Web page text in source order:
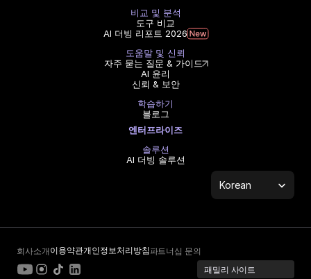
비교 및 분석
도구 비교
AI 더빙 리포트 2026
도움말 및 신뢰
자주 묻는 질문 & 가이드
AI 윤리
신뢰 & 보안
학습하기
블로그
엔터프라이즈
솔루션
AI 더빙 솔루션
Select Language
Korean
회사소개이용약관개인정보처리방침파트너십 문의
패밀리 사이트